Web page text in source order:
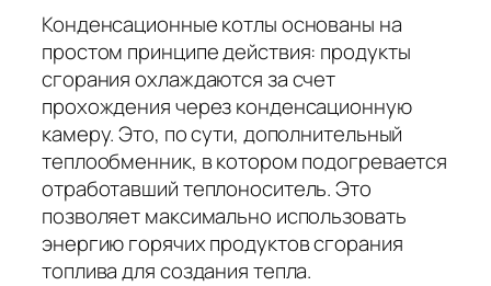
Конденсационные котлы основаны на
простом принципе действия: продукты
сгорания охлаждаются за счет
прохождения через конденсационную
камеру. Это, по сути, дополнительный
теплообменник, в котором подогревается
отработавший теплоноситель. Это
позволяет максимально использовать
энергию горячих продуктов сгорания
топлива для создания тепла.